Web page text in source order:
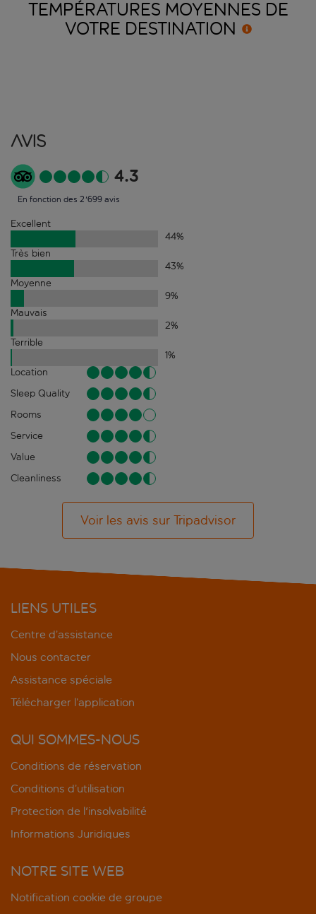
TEMPÉRATURES MOYENNES DE
VOTRE DESTINATION
Avis
4.3
En fonction des 2'699 avis
Excellent
44%
Très bien
43%
Moyenne
9%
Mauvais
2%
Terrible
1%
Location
Sleep Quality
Rooms
Service
Value
Cleanliness
Voir les avis sur Tripadvisor
LIENS UTILES
Centre d’assistance
Nous contacter
Assistance spéciale
Télécharger l’application
QUI SOMMES-NOUS
Conditions de réservation
Conditions d’utilisation
Protection de l'insolvabilité
Informations Juridiques
NOTRE SITE WEB
Notification cookie de groupe